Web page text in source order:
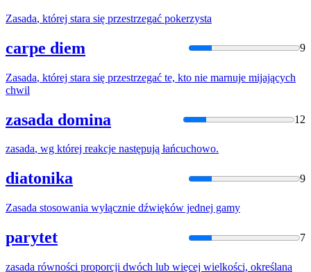
Zasada, której stara się przestrzegać pokerzysta
carpe diem 9
Zasada, której stara się przestrzegać te, kto nie marnuje mijających
chwil
zasada domina 12
zasada, wg której reakcje następują łańcuchowo.
diatonika 9
Zasada stosowania wyłącznie dźwięków jednej gamy
parytet 7
zasada równości proporcji dwóch lub więcej wielkości, określana